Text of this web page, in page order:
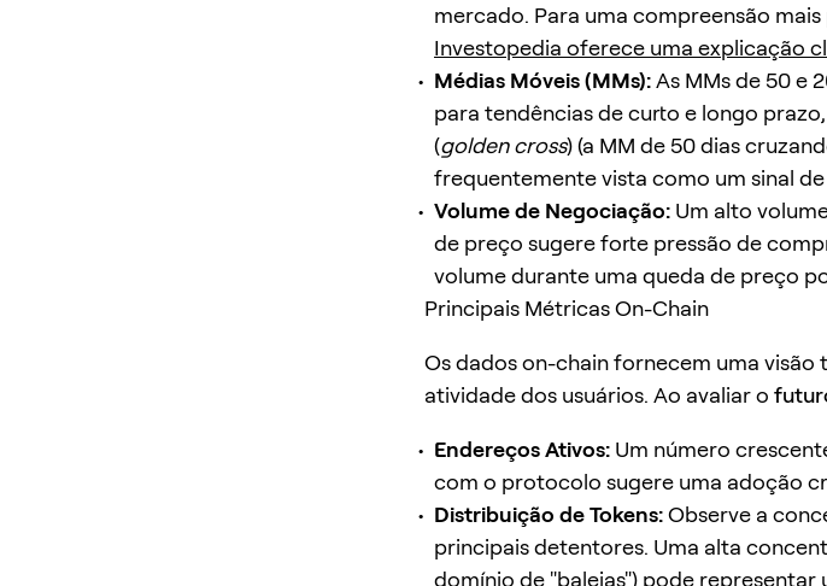
mercado. Para uma compreensão
Investopedia oferece uma explicação
Médias Móveis (MMs):As MMs de 50 e
para tendências de curto e longo
(golden cross) (a MM de 50 dias
frequentemente vista como um sinal
Volume de Negociação: Um alto
de preço sugere forte pressão de
volume durante uma queda de preço
Principais Métricas On-Chain
Os dados on-chain fornecem uma visão
atividade dos usuários. Ao avaliar o
Endereços Ativos: Um número
com o protocolo sugere uma adoção
Distribuição de Tokens:Observe a
principais detentores. Uma alta
domínio de "baleias") pode representar